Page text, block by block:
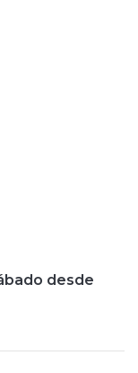
desde